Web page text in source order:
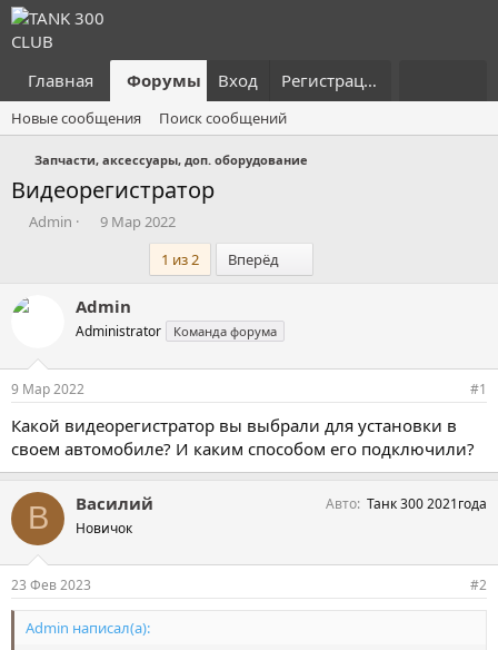
Главная Форумы Что нового?
Вход Регистрация
Новые сообщения Поиск сообщений
Запчасти, аксессуары, доп. оборудование
Видеорегистратор
А
р
м
ы
Admin
Д
н
а
ч
а
9 Мар 2022
1 из 2
Вперёд
Admin
Administrator Команда форума
9 Мар 2022 #1
Какой видеорегистратор вы выбрали для установки в
своем автомобиле? И каким способом его подключили?
В Василий
Новичок
Авто Танк 300 2021года
23 Фев 2023 #2
Admin написал(а):